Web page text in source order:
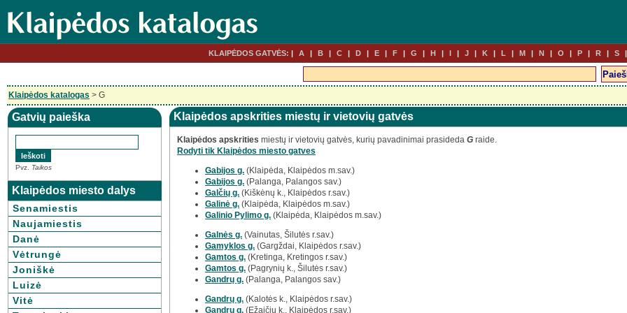
KLAIPĖDOS GATVĖS: A B C D E F G H I J K L M N O P R S
Klaipėdos katalogas > G
Gatvių paieška
Pvz. Taikos
Klaipėdos miesto dalys
Senamiestis
Naujamiestis
Danė
Vėtrungė
Joniškė
Luizė
Vitė
Klaipėdos apskrities miestų ir vietovių gatvės
Klaipėdos apskrities miestų ir vietovių gatvės, kurių pavadinimai prasideda G raide.
Rodyti tik Klaipėdos miesto gatves
Gabijos g. (Klaipėda, Klaipėdos m.sav.)
Gabijos g. (Palanga, Palangos sav.)
Galčių g. (Kiškėnų k., Klaipėdos r.sav.)
Galinė g. (Klaipėda, Klaipėdos m.sav.)
Galinio Pylimo g. (Klaipėda, Klaipėdos m.sav.)
Galnės g. (Vainutas, Šilutės r.sav.)
Gamyklos g. (Gargždai, Klaipėdos r.sav.)
Gamtos g. (Kretinga, Kretingos r.sav.)
Gamtos g. (Pagrynių k., Šilutės r.sav.)
Gandrų g. (Palanga, Palangos sav.)
Gandrų g. (Kalotės k., Klaipėdos r.sav.)
Gandrų g. (Ežaičių k., Klaipėdos r.sav.)